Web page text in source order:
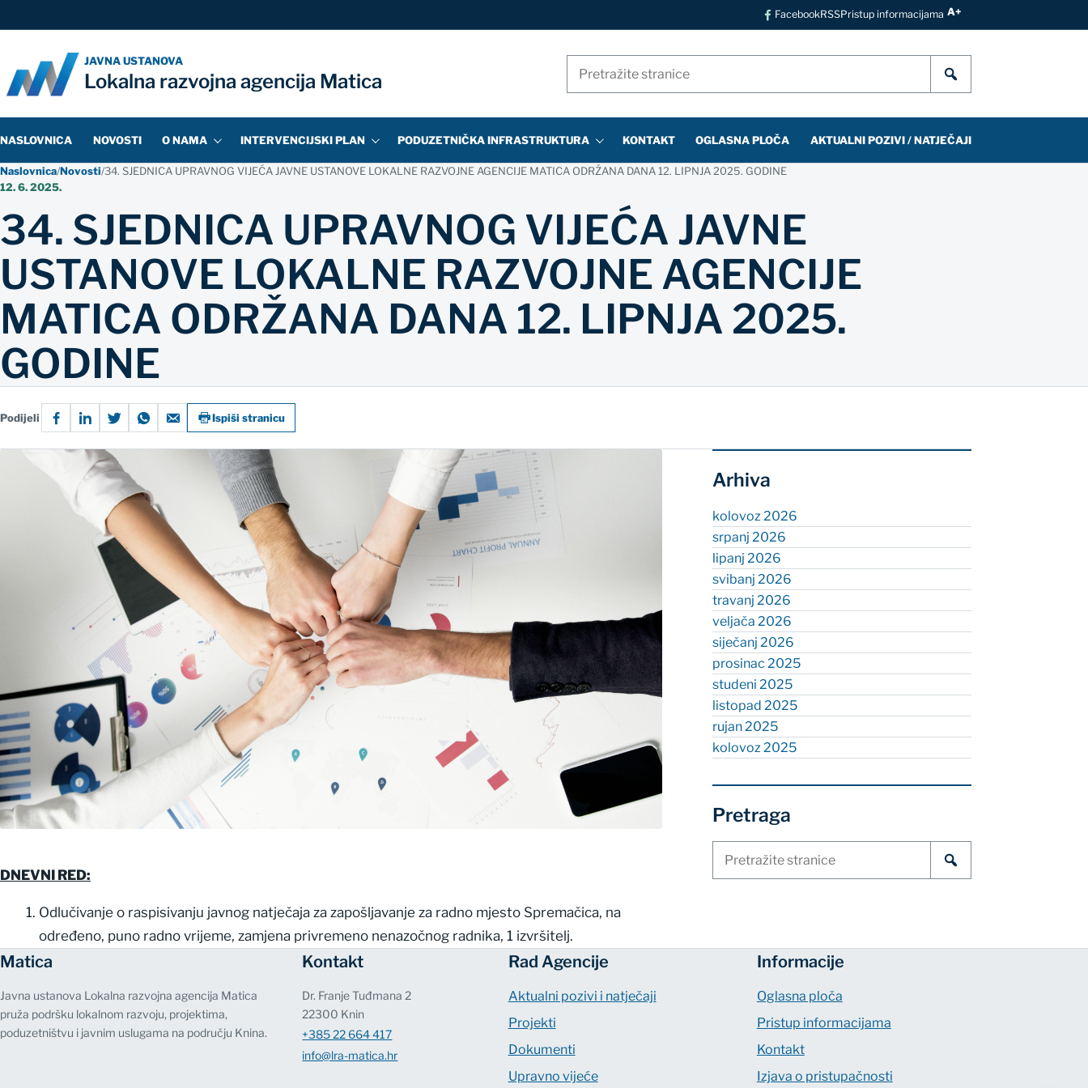
FacebookRSSPristup informacijama A+
JAVNA USTANOVA
Lokalna razvojna agencija Matica
NASLOVNICA NOVOSTI O NAMA INTERVENCIJSKI PLAN PODUZETNIČKA INFRASTRUKTURA KONTAKT OGLASNA PLOČA AKTUALNI POZIVI / NATJEČAJI
Naslovnica/Novosti/34. SJEDNICA UPRAVNOG VIJEĆA JAVNE USTANOVE LOKALNE RAZVOJNE AGENCIJE MATICA ODRŽANA DANA 12. LIPNJA 2025. GODINE
12. 6. 2025.
34. SJEDNICA UPRAVNOG VIJEĆA JAVNE
USTANOVE LOKALNE RAZVOJNE AGENCIJE
MATICA ODRŽANA DANA 12. LIPNJA 2025.
GODINE
Podijeli Ispiši stranicu
DNEVNI RED:
Odlučivanje o raspisivanju javnog natječaja za zapošljavanje za radno mjesto Spremačica, na
određeno, puno radno vrijeme, zamjena privremeno nenazočnog radnika, 1 izvršitelj.
Arhiva
kolovoz 2026
srpanj 2026
lipanj 2026
svibanj 2026
travanj 2026
veljača 2026
siječanj 2026
prosinac 2025
studeni 2025
listopad 2025
rujan 2025
kolovoz 2025
Pretraga
Matica
Javna ustanova Lokalna razvojna agencija Matica
pruža podršku lokalnom razvoju, projektima,
poduzetništvu i javnim uslugama na području Knina.
Kontakt
Dr. Franje Tuđmana 2
22300 Knin
+385 22 664 417
info@lra-matica.hr
Rad Agencije
Aktualni pozivi i natječaji
Projekti
Dokumenti
Upravno vijeće
Informacije
Oglasna ploča
Pristup informacijama
Kontakt
Izjava o pristupačnosti